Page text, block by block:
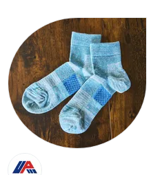
トや日用雑貨、お掃除用品などを
お届けします。